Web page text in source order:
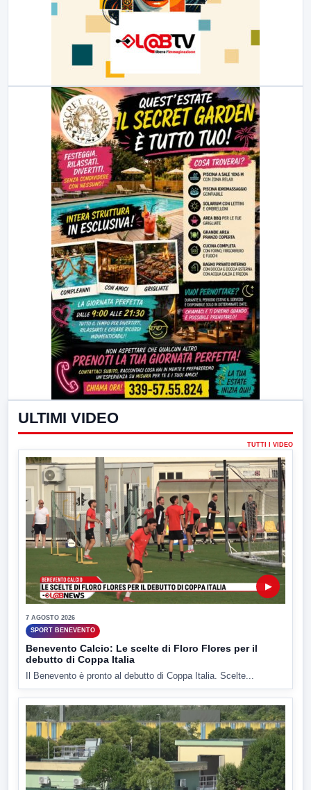
ULTIMI VIDEO
TUTTI I VIDEO
▶
7 AGOSTO 2026
SPORT BENEVENTO
Benevento Calcio: Le scelte di Floro Flores per il
debutto di Coppa Italia
Il Benevento è pronto al debutto di Coppa Italia. Scelte...